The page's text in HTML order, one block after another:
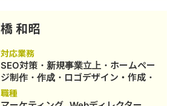
上げ2年で月800万UUまでグロースを
計2回 ・支援後、半年で売上数十億規
模のサービスのマーケティングKPI・売
上を昨対1.5倍以上成長の経験あり ・製
薬/医療機器メーカーのデジタル変革
（DX）、デジタルマーケティングの経
験あり 医療介護業界が得意ですが、支
橋 和昭
対応業務
SEO対策・新規事業立上・ホームペー
ジ制作・作成・ロゴデザイン・作成・
オウンドメディア制作・構築・運用代
行
職種